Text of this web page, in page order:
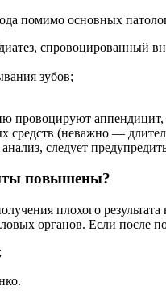
помимо основных
спровоцированный
зубов;
провоцируют
средств (неважно —
следует
повышены?
плохого
органов. Если после